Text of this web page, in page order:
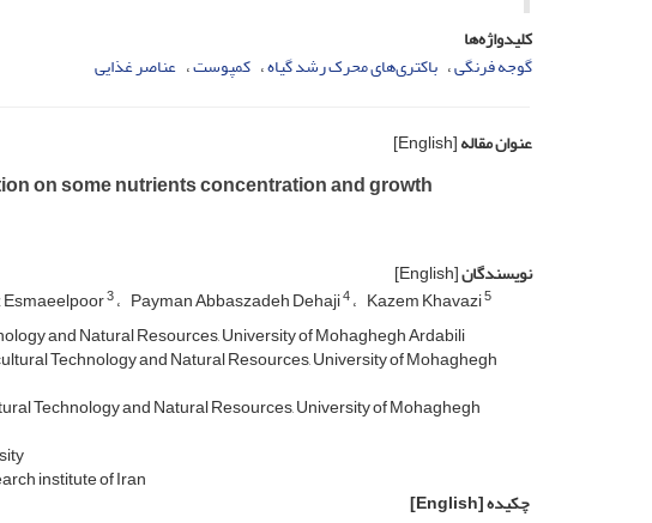
کلیدواژه‌ها
گوجه فرنگی باکتری‌های محرک رشد گیاه کمپوست عناصر غذایی
عنوان مقاله[English]
on some nutrients concentration and growth
نویسندگان[English]
3 Payman Abbaszadeh Dehaji4 Kazem Khavazi5
and Natural Resources, University of Mohaghegh Ardabili
Technology and Natural Resources, University of Mohaghegh
Technology and Natural Resources, University of Mohaghegh
institute of Iran
چکیده[English]